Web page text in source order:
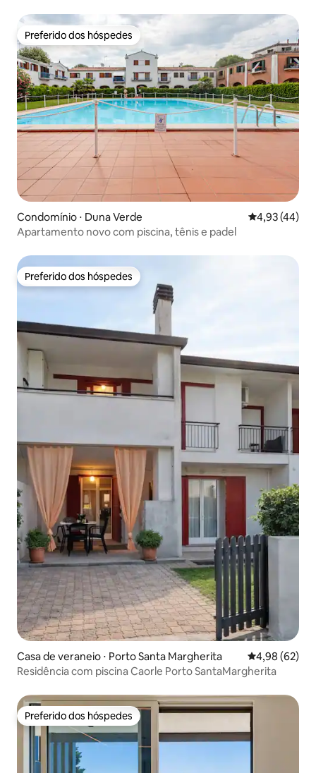
Preferido dos hóspedes
Preferido dos hóspedes
Condomínio ⋅ Duna Verde 4,93 de uma
4,93 (44)
Apartamento novo com piscina, tênis e padel
Preferido dos hóspedes
Preferido dos hóspedes
Casa de veraneio ⋅ Porto Santa Margherita 4,98 de uma
4,98 (62)
Residência com piscina Caorle Porto SantaMargherita
Preferido dos hóspedes
Preferido dos hóspedes